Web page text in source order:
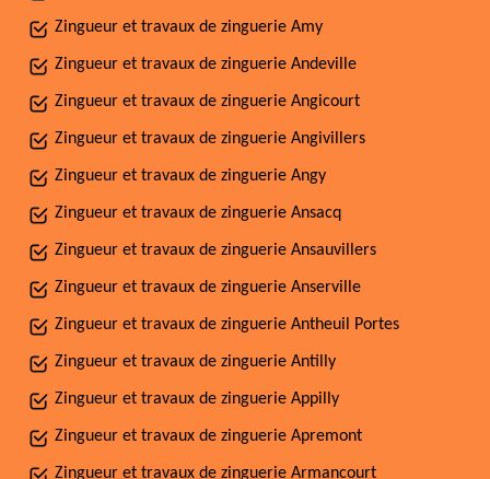
Zingueur et travaux de zinguerie Amy
Zingueur et travaux de zinguerie Andeville
Zingueur et travaux de zinguerie Angicourt
Zingueur et travaux de zinguerie Angivillers
Zingueur et travaux de zinguerie Angy
Zingueur et travaux de zinguerie Ansacq
Zingueur et travaux de zinguerie Ansauvillers
Zingueur et travaux de zinguerie Anserville
Zingueur et travaux de zinguerie Antheuil Portes
Zingueur et travaux de zinguerie Antilly
Zingueur et travaux de zinguerie Appilly
Zingueur et travaux de zinguerie Apremont
Zingueur et travaux de zinguerie Armancourt